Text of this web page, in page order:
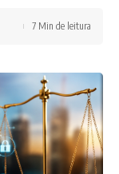
7 Min de leitura